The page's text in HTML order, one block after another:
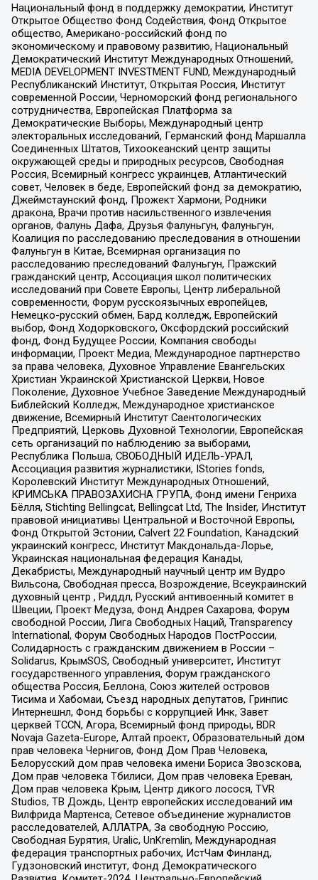
Национальный фонд в поддержку демократии, Институт
Открытое Общество Фонд Содействия, Фонд Открытое
общество, Американо-российский фонд по
экономическому и правовому развитию, Национальный
Демократический Институт Международных Отношений,
MEDIA DEVELOPMENT INVESTMENT FUND, Международный
Республиканский Институт, Открытая Россия, Институт
современной России, Черноморский фонд регионального
сотрудничества, Европейская Платформа за
Демократические Выборы, Международный центр
электоральных исследований, Германский фонд Маршалла
Соединенных Штатов, Тихоокеанский центр защиты
окружающей среды и природных ресурсов, Свободная
Россия, Всемирный конгресс украинцев, Атлантический
совет, Человек в беде, Европейский фонд за демократию,
Джеймстаунский фонд, Прожект Хармони, Родники
дракона, Врачи против насильственного извлечения
органов, Фалунь Дафа, Друзья Фалуньгун, Фалуньгун,
Коалиция по расследованию преследования в отношении
Фалуньгун в Китае, Всемирная организация по
расследованию преследований Фалуньгун, Пражский
гражданский центр, Ассоциация школ политических
исследований при Совете Европы, Центр либеральной
современности, Форум русскоязычных европейцев,
Немецко-русский обмен, Бард колледж, Европейский
выбор, Фонд Ходорковского, Оксфордский российский
фонд, Фонд Будущее России, Компания свободы
информации, Проект Медиа, Международное партнерство
за права человека, Духовное Управление Евангельских
Христиан Украинской Христианской Церкви, Новое
Поколение, Духовное Учебное Заведение Международный
Библейский Колледж, Международное христианское
движение, Всемирный Институт Саентологических
Предприятий, Церковь Духовной Технологии, Европейская
сеть организаций по наблюдению за выборами,
Республика Польша, СВОБОДНЫЙ ИДЕЛЬ-УРАЛ,
Ассоциация развития журналистики, IStories fonds,
Королевский Институт Международных Отношений,
КРИМСЬКА ПРАВОЗАХИСНА ГРУПА, Фонд имени Генриха
Бёлля, Stichting Bellingcat, Bellingcat Ltd, The Insider, Институт
правовой инициативы Центральной и Восточной Европы,
Фонд Открытой Эстонии, Calvert 22 Foundation, Канадский
украинский конгресс, Институт Макдональда-Лорье,
Украинская национальная федерация Канады,
Декабристы, Международный научный центр им Вудро
Вильсона, Свободная пресса, Возрождение, Всеукраинский
духовный центр , Риддл, Русский антивоенный комитет в
Швеции, Проект Медуза, Фонд Андрея Сахарова, Форум
свободной России, Лига Свободных Наций, Transparеncy
International, Форум Свободных Народов ПостРоссии,
Солидарность с гражданским движением в России –
Solidarus, КрымSOS, Свободный университет, Институт
государственного управления, Форум гражданского
общества Россия, Беллона, Союз жителей островов
Тисима и Хабомаи, Съезд народных депутатов, Гринпис
Интернешнл, Фонд борьбы с коррупцией Инк, Завет
церквей TCCN, Агора, Всемирный фонд природы, BDR
Novaja Gazeta-Europe, Алтай проект, Образовательный дом
прав человека Чернигов, Фонд Дом Прав Человека,
Белорусский дом прав человека имени Бориса Звозскова,
Дом прав человека Тбилиси, Дом прав человека Ереван,
Дом прав человека Крым, Центр дикого лосося, TVR
Studios, ТВ Дождь, Центр европейских исследований им
Вилфрида Мартенса, Сетевое объединение журналистов
расследователей, АЛЛАТРА, За свободную Россию,
Свободная Бурятия, Uralic, UnKremlin, Международная
федерация транспортных рабочих, ИстЧам Финланд,
Гудзоновский институт, Фонд Демократического